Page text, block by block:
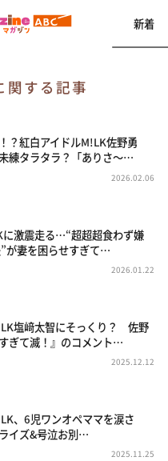
新着
関する記事
？紅白アイドルM!LK佐野勇
練タラタラ？「ありさ～…
2026.02.06
に激震走る…“超超超食わず嫌
が妻を困らせすぎて…
2026.01.22
塩﨑太智にそっくり？ 佐野
ぎて滅！』のコメント…
2025.12.12
、6児ワンオペママを涙さ
イズ&号泣お別…
2025.11.25